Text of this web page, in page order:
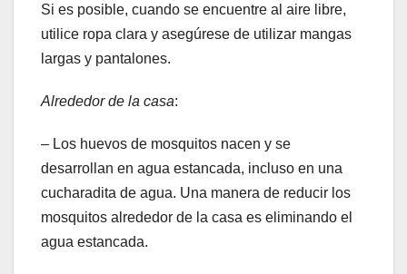
Si es posible, cuando se encuentre al aire libre,
utilice ropa clara y asegúrese de utilizar mangas
largas y pantalones.
Alrededor de la casa:
– Los huevos de mosquitos nacen y se
desarrollan en agua estancada, incluso en una
cucharadita de agua. Una manera de reducir los
mosquitos alrededor de la casa es eliminando el
agua estancada.